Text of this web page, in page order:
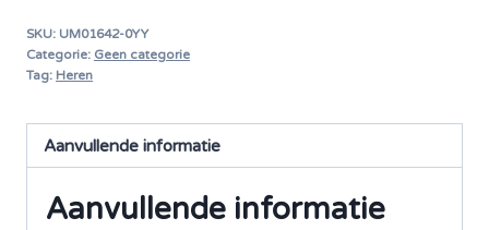
Premium
Essentials
Pack
trunk
aantal
SKU: UM01642-0YY
Categorie: Geen categorie
Tag: Heren
Aanvullende informatie
Aanvullende informatie